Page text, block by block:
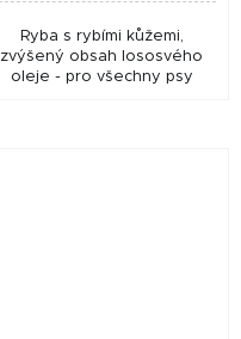
Ryba s rybími kůžemi,
zvýšený obsah lososvého
oleje - pro všechny psy